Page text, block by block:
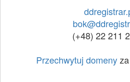
(+48) 22 211
Przechwytuj domeny